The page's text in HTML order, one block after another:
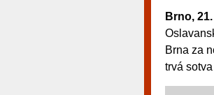
Brno,
Brna za
trvá